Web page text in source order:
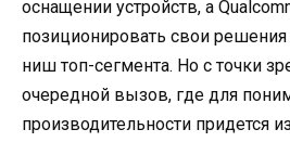
оснащении устройств, а
позиционировать свои
ниш топ-сегмента. Но с точки
очередной вызов, где для
производительности придется